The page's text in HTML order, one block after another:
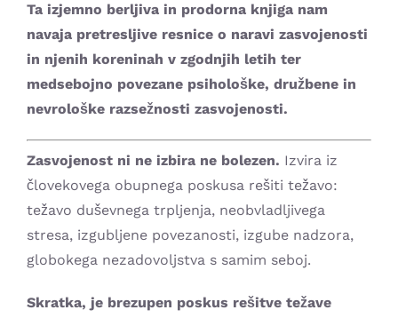
Ta izjemno berljiva in prodorna knjiga nam
navaja pretresljive resnice o naravi zasvojenosti
in njenih koreninah v zgodnjih letih ter
medsebojno povezane psihološke, družbene in
nevrološke razsežnosti zasvojenosti.
Zasvojenost ni ne izbira ne bolezen. Izvira iz
človekovega obupnega poskusa rešiti težavo:
težavo duševnega trpljenja, neobvladljivega
stresa, izgubljene povezanosti, izgube nadzora,
globokega nezadovoljstva s samim seboj.
Skratka, je brezupen poskus rešitve težave